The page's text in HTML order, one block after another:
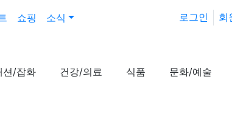
로그인 회
쇼핑 소식
션/잡화 건강/의료 식품 문화/예술